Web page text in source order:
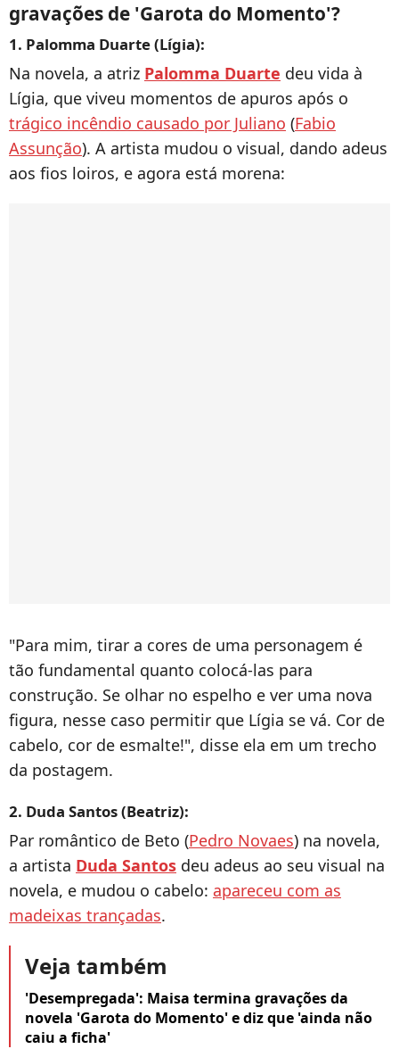
gravações de 'Garota do Momento'?
1. Palomma Duarte (Lígia):
Na novela, a atriz Palomma Duarte deu vida à
Lígia, que viveu momentos de apuros após o
trágico incêndio causado por Juliano (Fabio
Assunção). A artista mudou o visual, dando adeus
aos fios loiros, e agora está morena:
"Para mim, tirar a cores de uma personagem é
tão fundamental quanto colocá-las para
construção. Se olhar no espelho e ver uma nova
figura, nesse caso permitir que Lígia se vá. Cor de
cabelo, cor de esmalte!", disse ela em um trecho
da postagem.
2. Duda Santos (Beatriz):
Par romântico de Beto (Pedro Novaes) na novela,
a artista Duda Santos deu adeus ao seu visual na
novela, e mudou o cabelo: apareceu com as
madeixas trançadas.
Veja também
'Desempregada': Maisa termina gravações da
novela 'Garota do Momento' e diz que 'ainda não
caiu a ficha'